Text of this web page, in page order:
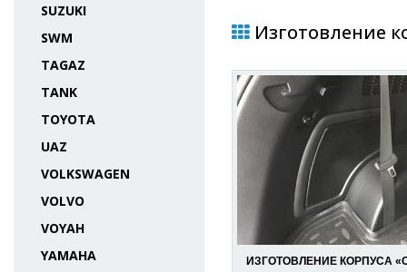
SUZUKI
SWM
TAGAZ
TANK
TOYOTA
UAZ
VOLKSWAGEN
VOLVO
VOYAH
YAMAHA
Изготовление
ИЗГОТОВЛЕНИЕ КОРПУСА